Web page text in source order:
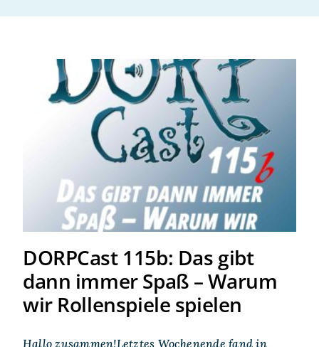
DORPCast 115b: Das gibt
dann immer Spaß – Warum
wir Rollenspiele spielen
DORPCast 115b: Das gibt
dann immer Spaß – Warum
wir Rollenspiele spielen
Hallo zusammen!Letztes Wochenende fand in